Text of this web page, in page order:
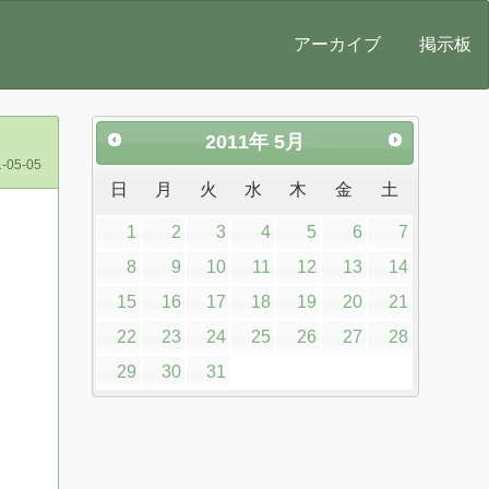
アーカイブ 掲示板
05-05
2011年 5月
日 月 火 水 木 金 土
1 2 3 4 5 6
7
8
9 10 11 12 13
14
15
16 17 18 19 20
21
22
23 24 25 26 27
28
29
30 31